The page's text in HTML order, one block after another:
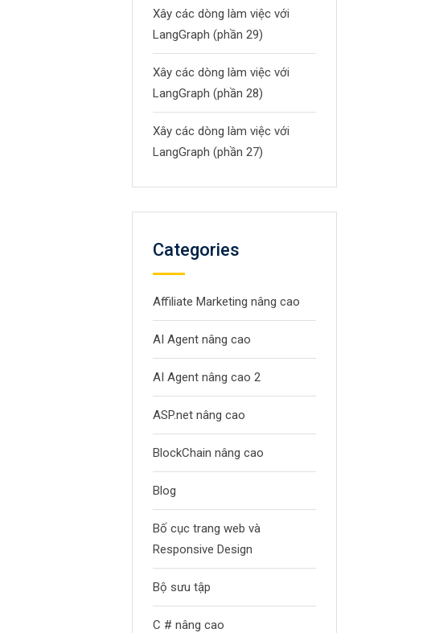
Xây các dòng làm việc với
LangGraph (phần 29)
Xây các dòng làm việc với
LangGraph (phần 28)
Xây các dòng làm việc với
LangGraph (phần 27)
Categories
Affiliate Marketing nâng cao
AI Agent nâng cao
AI Agent nâng cao 2
ASP.net nâng cao
BlockChain nâng cao
Blog
Bố cục trang web và
Responsive Design
Bộ sưu tập
C # nâng cao